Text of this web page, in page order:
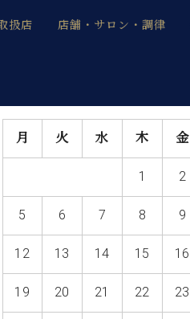
扱店 店舗・サロン・調律
本社：八王子・技術営業センター
中古】
月 火 水 木 金
1 2
5 6 7 8 9
12 13 14 15 16
19 20 21 22 23